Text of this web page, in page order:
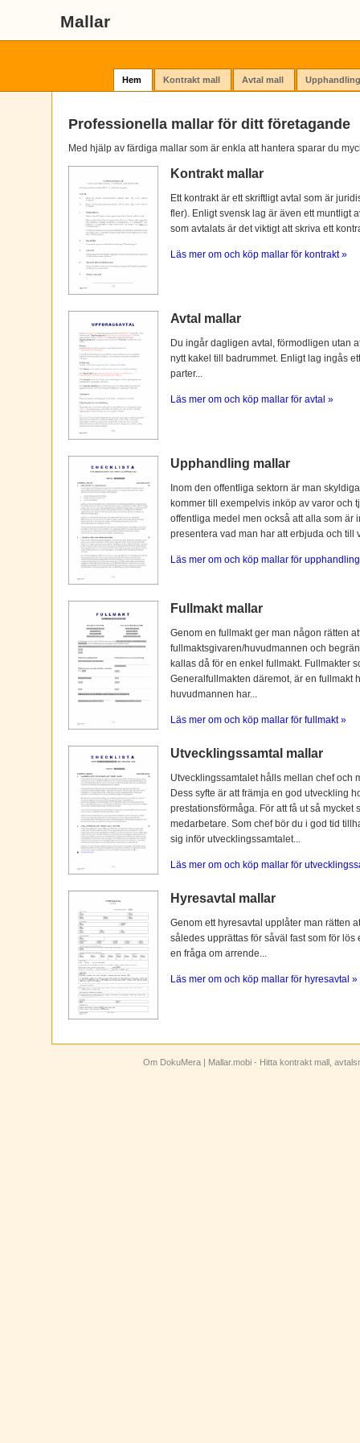
Mallar
Hem Kontrakt mall Avtal mall
Professionella mallar för ditt företagande
Med hjälp av färdiga mallar som är enkla att hantera sparar du
Kontrakt mallar
Ett kontrakt är ett skriftligt avtal som är
fler). Enligt svensk lag är även ett muntligt
som avtalats är det viktigt att skriva ett
Läs mer om och köp mallar för kontrakt »
Avtal mallar
Du ingår dagligen avtal, förmodligen utan
nytt kakel till badrummet. Enligt lag ingås
parter...
Läs mer om och köp mallar för avtal »
Upphandling mallar
Inom den offentliga sektorn är man
kommer till exempelvis inköp av varor och
offentliga medel men också att alla som är
presentera vad man har att erbjuda och till
Läs mer om och köp mallar för
Fullmakt mallar
Genom en fullmakt ger man någon rätten
fullmaktsgivaren/huvudmannen och
kallas då för en enkel fullmakt. Fullmakter
Generalfullmakten däremot, är en fullmakt
huvudmannen har...
Läs mer om och köp mallar för fullmakt »
Utvecklingssamtal mallar
Utvecklingssamtalet hålls mellan chef och
Dess syfte är att främja en god utveckling
prestationsförmåga. För att få ut så
medarbetare. Som chef bör du i god tid
sig inför utvecklingssamtalet...
Läs mer om och köp mallar för
Hyresavtal mallar
Genom ett hyresavtal upplåter man rätten
således upprättas för såväl fast som för
en fråga om arrende...
Läs mer om och köp mallar för hyresavtal »
Om DokuMera | Mallar.mobi - Hitta kontrakt mall,